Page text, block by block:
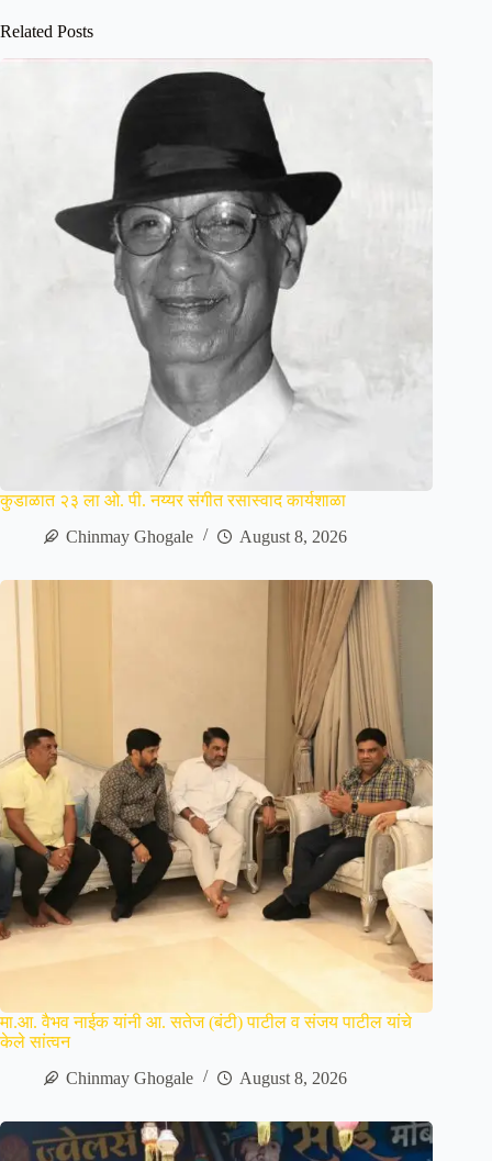
Related Posts
कुडाळात २३ ला ओ. पी. नय्यर संगीत रसास्वाद कार्यशाळा
Chinmay Ghogale
August 8, 2026
मा.आ. वैभव नाईक यांनी आ. सतेज (बंटी) पाटील व संजय पाटील यांचे
केले सांत्वन
Chinmay Ghogale
August 8, 2026